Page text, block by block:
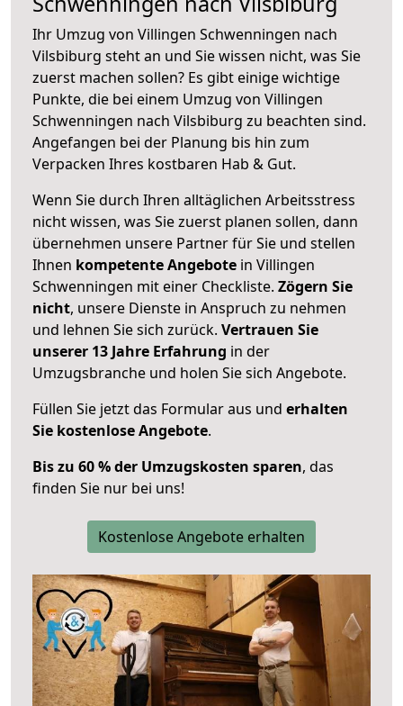
Ihr Umzug von Villingen Schwenningen nach
Vilsbiburg steht an und Sie wissen nicht, was Sie
zuerst machen sollen? Es gibt einige wichtige
Punkte, die bei einem Umzug von Villingen
Schwenningen nach Vilsbiburg zu beachten sind.
Angefangen bei der Planung bis hin zum
Verpacken Ihres kostbaren Hab & Gut.
Wenn Sie durch Ihren alltäglichen Arbeitsstress
nicht wissen, was Sie zuerst planen sollen, dann
übernehmen unsere Partner für Sie und stellen
Ihnen kompetente Angebote in Villingen
Schwenningen mit einer Checkliste. Zögern Sie
nicht, unsere Dienste in Anspruch zu nehmen
und lehnen Sie sich zurück. Vertrauen Sie
unserer 13 Jahre Erfahrung in der
Umzugsbranche und holen Sie sich Angebote.
Füllen Sie jetzt das Formular aus und erhalten
Sie kostenlose Angebote.
Bis zu 60 % der Umzugskosten sparen, das
finden Sie nur bei uns!
Kostenlose Angebote erhalten